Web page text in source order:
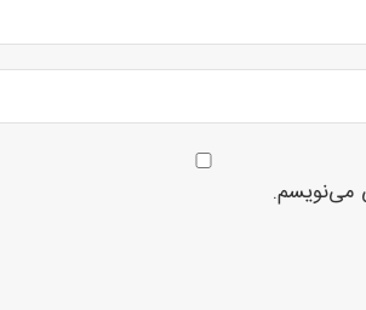
می‌نویسم.